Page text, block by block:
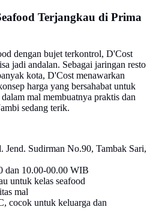
Terjangkau di Prima
dengan bujet terkontrol, D'Cost
jadi andalan. Sebagai jaringan resto
kota, D'Cost menawarkan
harga yang bersahabat untuk
mal membuatnya praktis dan
sedang terik.
Jend. Sudirman No.90, Tambak Sari,
dan 10.00-00.00 WIB
untuk kelas seafood
mal
cocok untuk keluarga dan